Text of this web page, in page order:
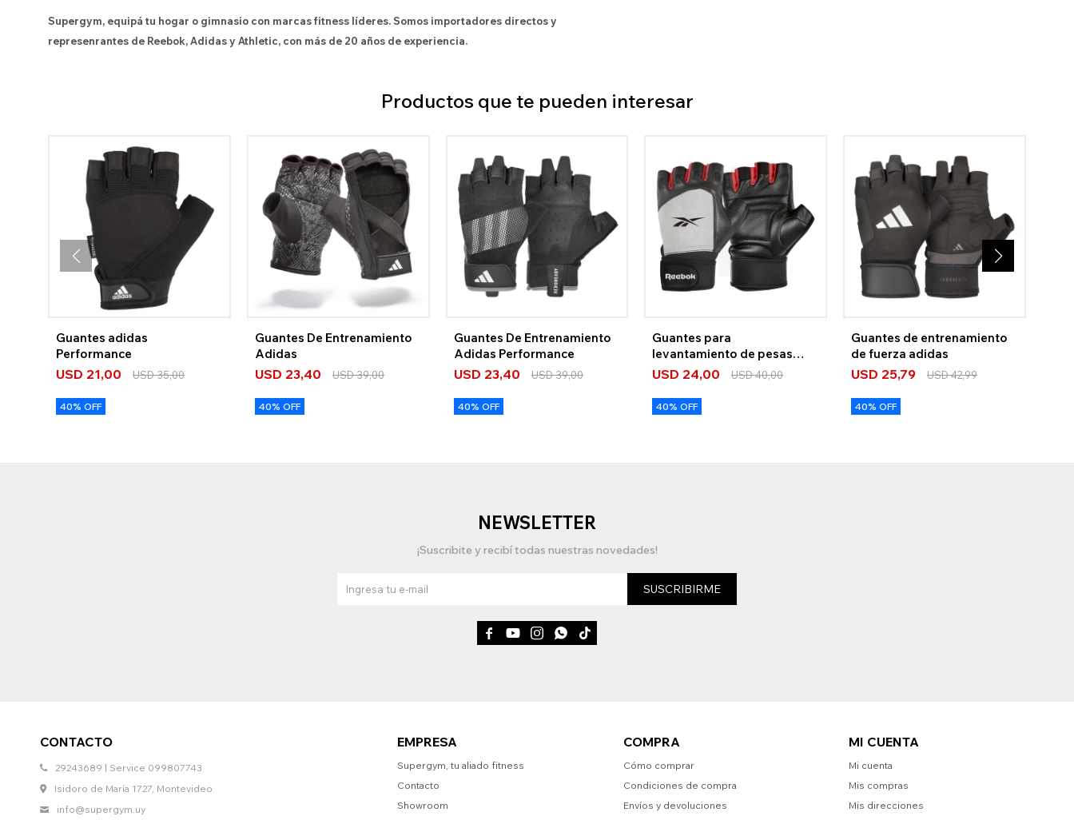
Supergym, equipá tu hogar o gimnasio con marcas fitness líderes. Somos importadores directos y
represenrantes de Reebok, Adidas y Athletic, con más de 20 años de experiencia.
Productos que te pueden interesar
Guantes adidas
Performance
USD 21,00 USD35,00
40% OFF
Guantes De Entrenamiento
Adidas
USD 23,40 USD39,00
40% OFF
Guantes De Entrenamiento
Adidas Performance
USD 23,40 USD39,00
40% OFF
Guantes para
levantamiento de pesas
Reebok
USD 24,00 USD40,00
40% OFF
Guantes de entrenamiento
de fuerza adidas
USD 25,79 USD42,99
40% OFF
CONTACTO
29243689 | Service 099807743
Isidoro de María 1727, Montevideo
info@supergym.uy
EMPRESA
Supergym, tu aliado fitness
Contacto
Showroom
COMPRA
Cómo comprar
Condiciones de compra
Envíos y devoluciones
MI CUENTA
Mi cuenta
Mis compras
Mis direcciones
NEWSLETTER
¡Suscribite y recibí todas nuestras novedades!
SUSCRIBIRME
    